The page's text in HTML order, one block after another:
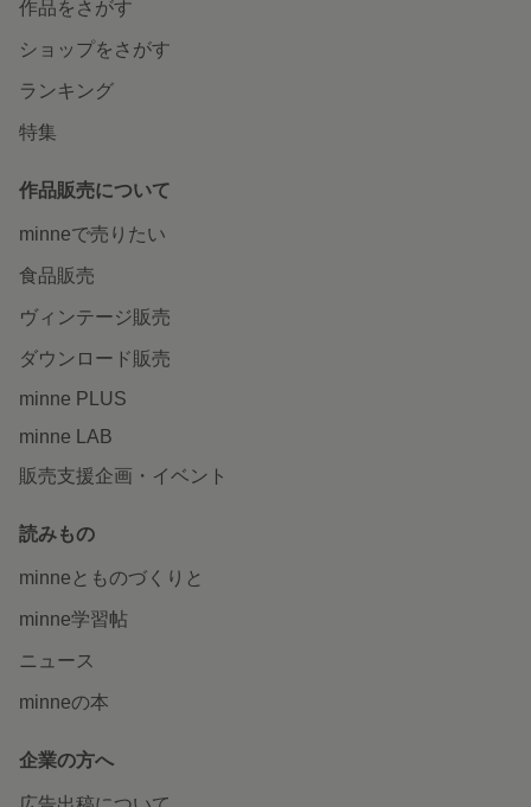
作品をさがす
ショップをさがす
ランキング
特集
作品販売について
minneで売りたい
食品販売
ヴィンテージ販売
ダウンロード販売
minne PLUS
minne LAB
販売支援企画・イベント
読みもの
minneとものづくりと
minne学習帖
ニュース
minneの本
企業の方へ